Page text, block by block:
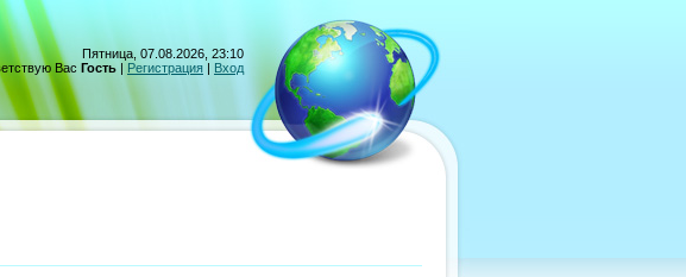
Пятница, 07.08.2026, 23:10
Вас Гость | Регистрация | Вход